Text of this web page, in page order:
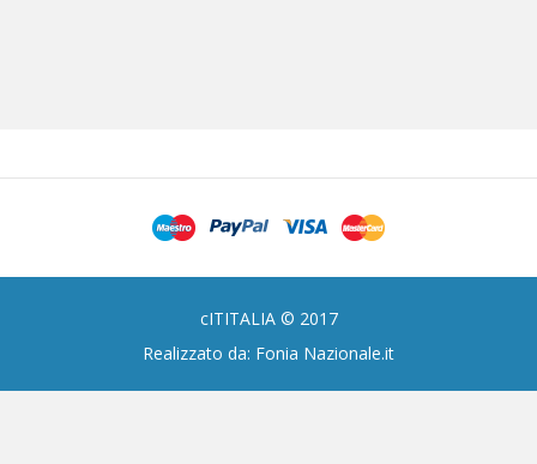
cITITALIA © 2017
Realizzato da: Fonia Nazionale.it